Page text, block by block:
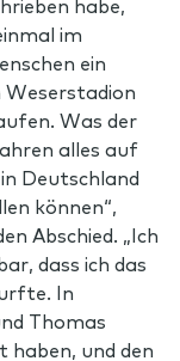
im
ein
Weserstadion
Was der
alles auf
Deutschland
können“,
Abschied. „Ich
dass ich das
In
Thomas
haben, und den